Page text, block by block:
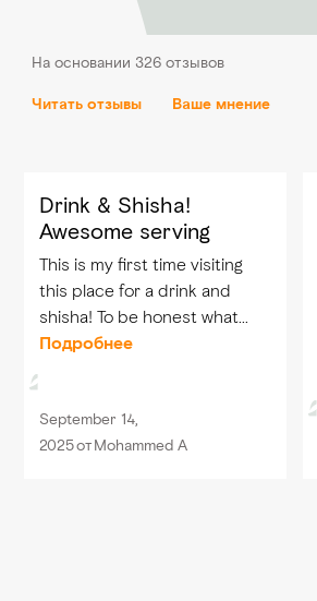
На основании 326 отзывов
Читать отзывы Ваше мнение
Drink & Shisha!
Awesome serving
This is my first time visiting
this place for a drink and
shisha! To be honest what
made me think about coming
experience was good for
sure.
Подробнее
September 14,
2025отMohammed A